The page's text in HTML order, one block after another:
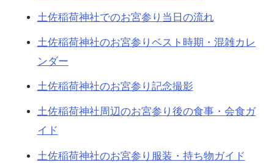
土佐稲荷神社でのお宮参り当日の流れ
土佐稲荷神社のお宮参りベスト時期・混雑カレ
ンダー
土佐稲荷神社のお宮参り記念撮影
土佐稲荷神社周辺のお宮参り後の食事・会食ガ
イド
土佐稲荷神社のお宮参り服装・持ち物ガイド